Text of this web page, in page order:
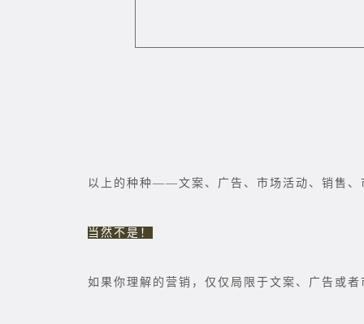
以上的种种——文案、广告、市场活动、销售、
当然不是！
如果你理解的营销，仅仅局限于文案、广告或